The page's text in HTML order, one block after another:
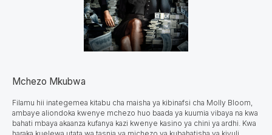
Mchezo Mkubwa
Filamu hii inategemea kitabu cha maisha ya kibinafsi cha Molly Bloom,
ambaye aliondoka kwenye mchezo huo baada ya kuumia vibaya na kwa
bahati mbaya akaanza kufanya kazi kwenye kasino ya chini ya ardhi. Kwa